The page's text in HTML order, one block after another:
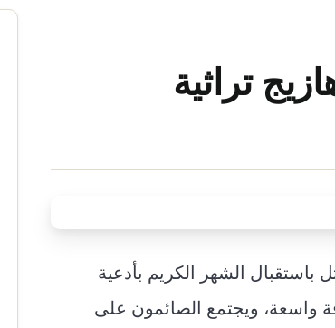
تراثية
باستقبال الشهر الكريم بأدعية
واسعة، ويجتمع الصائمون على